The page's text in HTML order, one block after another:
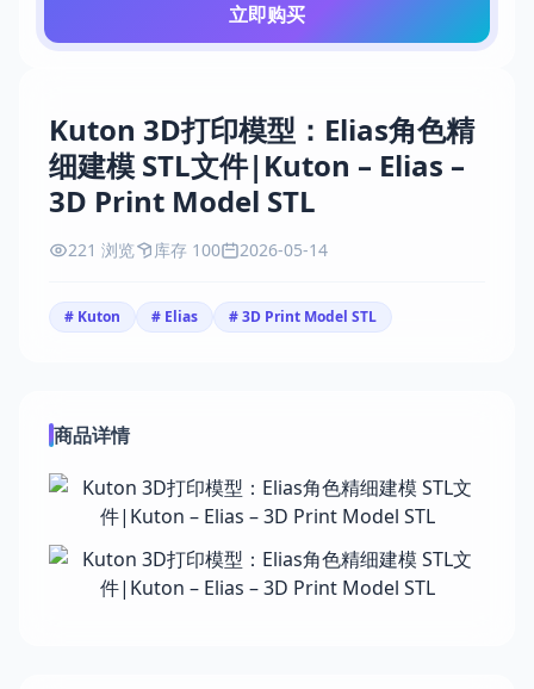
Kuton 3D打印模型：Elias角色精
细建模 STL文件|Kuton – Elias –
3D Print Model STL
221 浏览 库存 100 2026-05-14
# Kuton # Elias # 3D Print Model STL
商品详情
立即购买